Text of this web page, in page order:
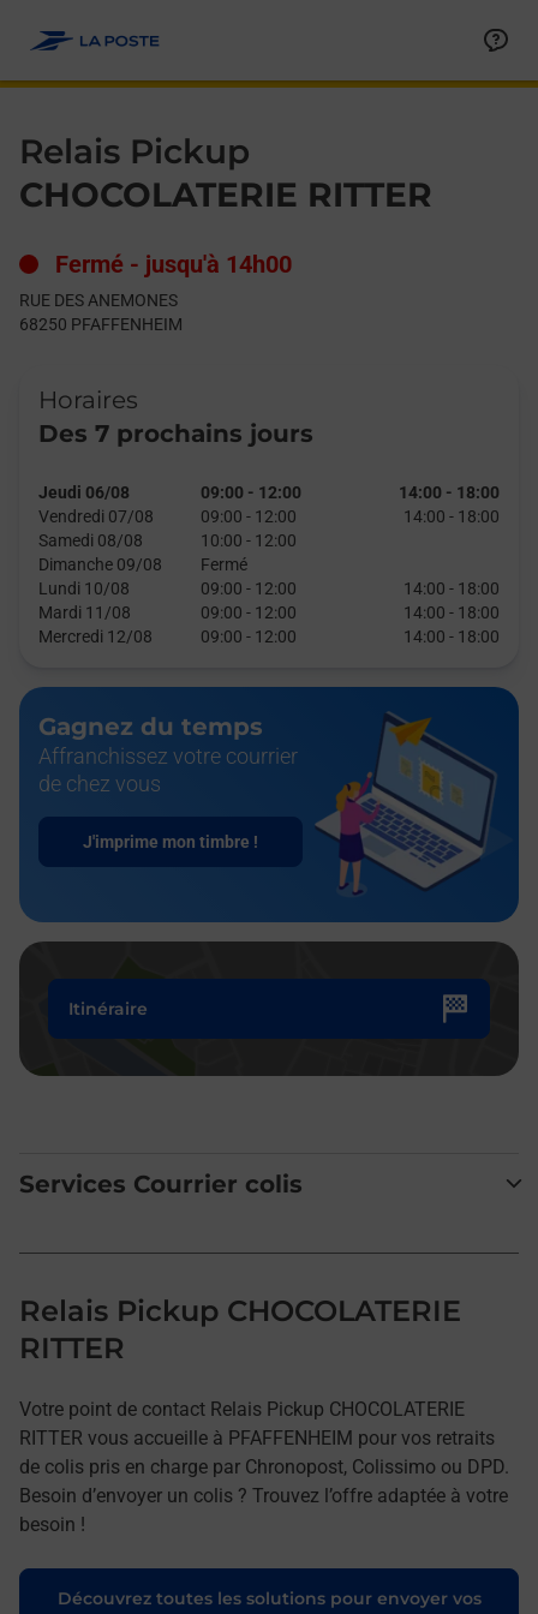
Relais Pickup
CHOCOLATERIE RITTER
Fermé - jusqu'à 14h00
RUE DES ANEMONES
68250 PFAFFENHEIM
Horaires
Des 7 prochains jours
Jeudi 06/08 09:00 - 12:00 14:00 - 18:00
Vendredi 07/08
09:00 - 12:00 14:00 - 18:00
Samedi 08/08
10:00 - 12:00
Dimanche 09/08
Fermé
Lundi 10/08
09:00 - 12:00 14:00 - 18:00
Mardi 11/08
09:00 - 12:00 14:00 - 18:00
Mercredi 12/08
09:00 - 12:00 14:00 - 18:00
Gagnez du temps
Affranchissez votre courrier
de chez vous
J'imprime mon timbre !
Itinéraire
Services Courrier colis
Relais Pickup CHOCOLATERIE
RITTER
Votre point de contact Relais Pickup CHOCOLATERIE
RITTER vous accueille à PFAFFENHEIM pour vos retraits
de colis pris en charge par Chronopost, Colissimo ou DPD.
Besoin d’envoyer un colis ? Trouvez l’offre adaptée à votre
besoin !
Découvrez toutes les solutions pour envoyer vos